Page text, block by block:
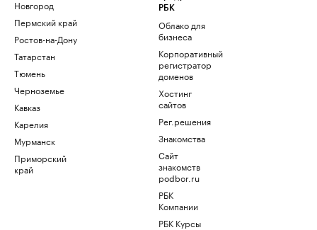
Новгород
Пермский край
Ростов-на-Дону
Татарстан
Тюмень
Черноземье
Кавказ
Карелия
Мурманск
Приморский
край
РБК
Облако для
бизнеса
Корпоративный
регистратор
доменов
Хостинг
сайтов
Рег.решения
Знакомства
Сайт
знакомств
podbor.ru
РБК
Компании
РБК Курсы